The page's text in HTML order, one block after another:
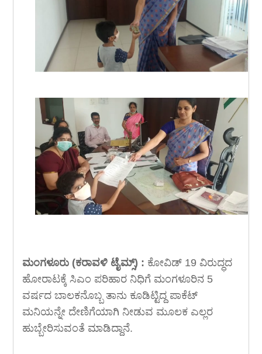
ಮಂಗಳೂರು (ಕರಾವಳಿ ಟೈಮ್ಸ್) : ಕೋವಿಡ್ 19 ವಿರುದ್ಧದ
ಹೋರಾಟಕ್ಕೆ ಸಿಎಂ ಪರಿಹಾರ ನಿಧಿಗೆ ಮಂಗಳೂರಿನ 5
ವರ್ಷದ ಬಾಲಕನೊಬ್ಬ ತಾನು ಕೂಡಿಟ್ಟಿದ್ದ ಪಾಕೆಟ್
ಮನಿಯನ್ನೇ ದೇಣಿಗೆಯಾಗಿ ನೀಡುವ ಮೂಲಕ ಎಲ್ಲರ
ಹುಬ್ಬೇರಿಸುವಂತೆ ಮಾಡಿದ್ದಾನೆ.